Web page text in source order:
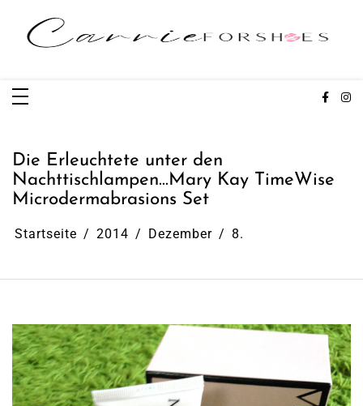
springen
Die Erleuchtete unter den
Nachttischlampen…Mary Kay TimeWise
Microdermabrasions Set
Startseite 2014 Dezember 8.